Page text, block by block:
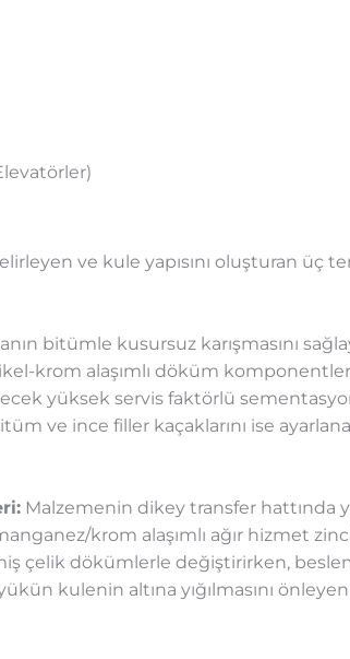
ve kule yapısını oluşturan
bitümle kusursuz karışmasını
krom alaşımlı döküm
yüksek servis faktörlü
ve ince filler kaçaklarını ise
Malzemenin dikey transfer hattında
krom alaşımlı ağır hizmet
dökümlerle değiştirirken,
kulenin altına yığılmasını önleyen